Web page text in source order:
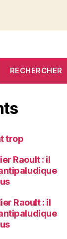
RECHERCHER
trop
Raoult : il
Raoult : il